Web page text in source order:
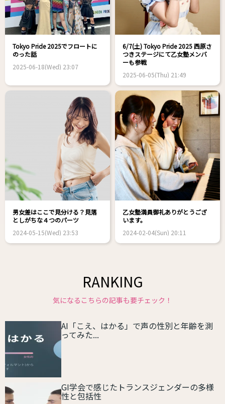
Tokyo Pride 2025でフロートに
のった話
2025-06-18(Wed) 23:07
6/7(土) Tokyo Pride 2025 西原さ
つきステージにて乙女塾メンバ
ーも参戦
2025-06-05(Thu) 21:49
男女差はここで見分ける？見落
としがちな４つのパーツ
2024-05-15(Wed) 23:53
乙女塾満員御礼ありがとうござ
います。
2024-02-04(Sun) 20:11
RANKING
気になるこちらの記事も要チェック！
AI「こえ、はかる」で声の性別と年齢を測
ってみた...
GI学会で感じたトランスジェンダーの多様
性と包括性